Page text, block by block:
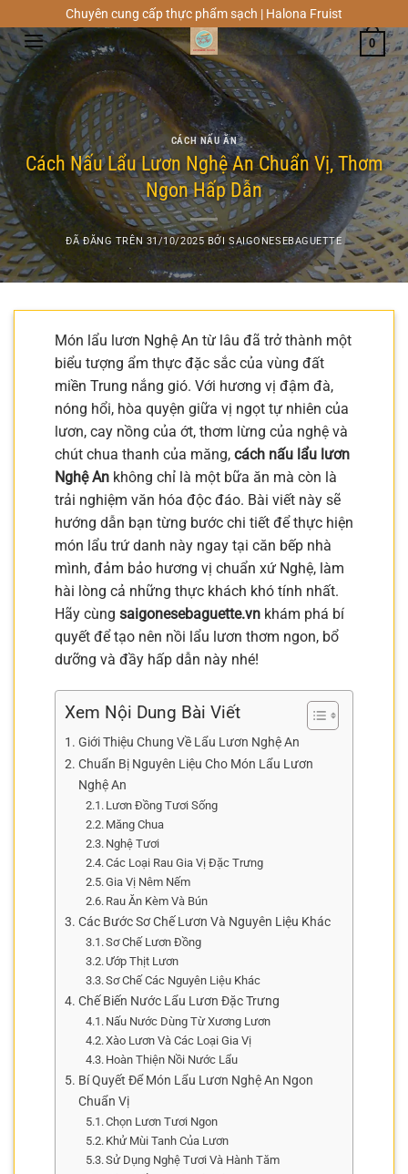
đến
nội
dung
Chuyên cung cấp thực phẩm sạch | Halona Fruist
0
CÁCH NẤU ĂN
Cách Nấu Lẩu Lươn Nghệ An Chuẩn Vị, Thơm
Ngon Hấp Dẫn
ĐÃ ĐĂNG TRÊN 31/10/2025 BỞISAIGONESEBAGUETTE
Món lẩu lươn Nghệ An từ lâu đã trở thành một
biểu tượng ẩm thực đặc sắc của vùng đất
miền Trung nắng gió. Với hương vị đậm đà,
nóng hổi, hòa quyện giữa vị ngọt tự nhiên của
lươn, cay nồng của ớt, thơm lừng của nghệ và
chút chua thanh của măng, cách nấu lẩu lươn
Nghệ An không chỉ là một bữa ăn mà còn là
trải nghiệm văn hóa độc đáo. Bài viết này sẽ
hướng dẫn bạn từng bước chi tiết để thực hiện
món lẩu trứ danh này ngay tại căn bếp nhà
mình, đảm bảo hương vị chuẩn xứ Nghệ, làm
hài lòng cả những thực khách khó tính nhất.
Hãy cùng saigonesebaguette.vn khám phá bí
quyết để tạo nên nồi lẩu lươn thơm ngon, bổ
dưỡng và đầy hấp dẫn này nhé!
Xem Nội Dung Bài Viết
Giới Thiệu Chung Về Lẩu Lươn Nghệ An
Chuẩn Bị Nguyên Liệu Cho Món Lẩu Lươn
Nghệ An
Lươn Đồng Tươi Sống
Măng Chua
Nghệ Tươi
Các Loại Rau Gia Vị Đặc Trưng
Gia Vị Nêm Nếm
Rau Ăn Kèm Và Bún
Các Bước Sơ Chế Lươn Và Nguyên Liệu Khác
Sơ Chế Lươn Đồng
Ướp Thịt Lươn
Sơ Chế Các Nguyên Liệu Khác
Chế Biến Nước Lẩu Lươn Đặc Trưng
Nấu Nước Dùng Từ Xương Lươn
Xào Lươn Và Các Loại Gia Vị
Hoàn Thiện Nồi Nước Lẩu
Bí Quyết Để Món Lẩu Lươn Nghệ An Ngon
Chuẩn Vị
Chọn Lươn Tươi Ngon
Khử Mùi Tanh Của Lươn
Sử Dụng Nghệ Tươi Và Hành Tăm